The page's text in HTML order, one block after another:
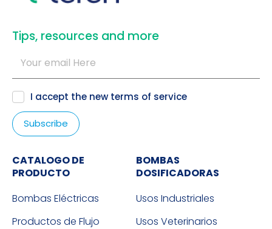
​Tips, resources and more
I accept the new terms of service
CATALOGO DE
PRODUCTO
Bombas Eléctricas
Productos de Flujo
BOMBAS
DOSIFICADORAS
Usos Industriales
Usos Veterinarios